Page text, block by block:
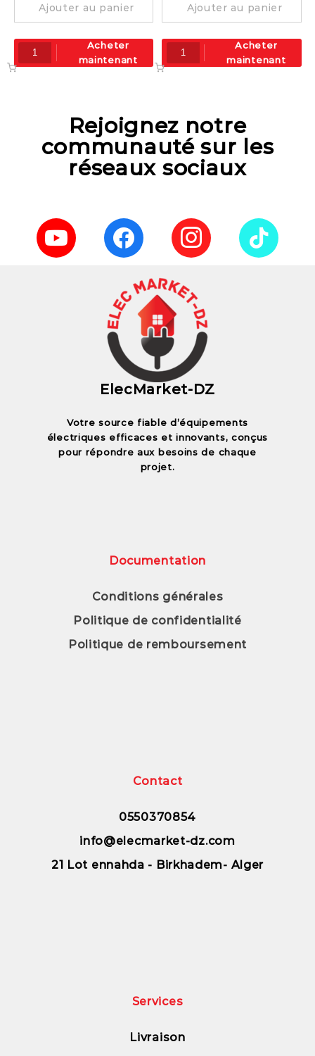
Ajouter au panier
Acheter
maintenant
Ajouter au panier
Acheter
maintenant
Rejoignez notre
communauté sur les
réseaux sociaux
ElecMarket-DZ
Votre source fiable d’équipements
électriques efficaces et innovants, conçus
pour répondre aux besoins de chaque
projet.
Documentation
Conditions générales
Politique de confidentialité
Politique de remboursement
Contact
0550370854
info@elecmarket-dz.com
21 Lot ennahda - Birkhadem- Alger
Services
Livraison